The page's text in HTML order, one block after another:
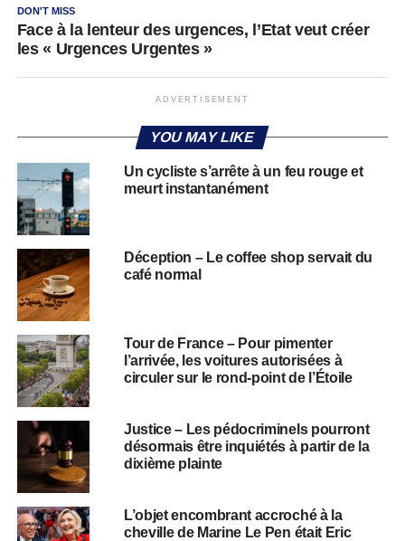
DON'T MISS
Face à la lenteur des urgences, l’Etat veut créer
les « Urgences Urgentes »
ADVERTISEMENT
YOU MAY LIKE
Un cycliste s’arrête à un feu rouge et
meurt instantanément
Déception – Le coffee shop servait du
café normal
Tour de France – Pour pimenter
l’arrivée, les voitures autorisées à
circuler sur le rond-point de l’Étoile
Justice – Les pédocriminels pourront
désormais être inquiétés à partir de la
dixième plainte
L’objet encombrant accroché à la
cheville de Marine Le Pen était Eric